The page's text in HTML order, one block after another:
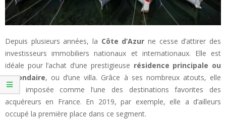
Depuis plusieurs années, la Côte d’Azur ne cesse d’attirer des
investisseurs immobiliers nationaux et internationaux. Elle est
idéale pour l’achat d’une prestigieuse résidence principale ou
secondaire, ou d’une villa. Grâce à ses nombreux atouts, elle
s’est imposée comme l’une des destinations favorites des
acquéreurs en France. En 2019, par exemple, elle a d’ailleurs
occupé la première place dans ce segment.